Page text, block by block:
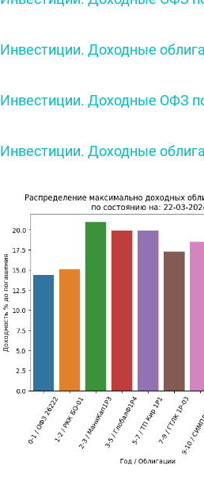
Инвестиции. Доходные
Инвестиции. Доходные ОФЗ
Инвестиции. Доходные